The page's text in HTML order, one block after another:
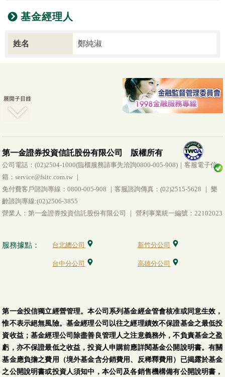
基金經理人
姓名 鄭純淑
第一金證券投資信託股份有限公司 版權所有
公司電話：(02)2504-1000(臨櫃服務請事先洽詢0800-005-908)｜客服電子信
箱：service@fsitc.com.tw ｜
免付費客戶諮詢專線：0800-005-908 ｜客服諮詢傳真：(02)2515-5628 ｜ 樂
齡諮詢專線:(02)2506-3855
營業人：第一金證券投資信託股份有限公司 ｜ 營利事業統一編號：22102023
服務據點： 台北總公司 新竹分公司
台中分公司 高雄分公司
第一金投信獨立經營管理。本公司系列基金經金管會核准或同意生效，
惟不表示絕無風險。基金經理公司以往之經理績效不保證基金之最低投
資收益；基金經理公司除盡善良管理人之注意義務外，不負責基金之盈
虧，亦不保證最低之收益，投資人申購前應詳閱基金公開說明書。有關
基金應負擔之費用（境外基金含分銷費用、反稀釋費用）已揭露於基金
之公開說明書或投資人須知中，本公司及各銷售機構備有公開說明書，